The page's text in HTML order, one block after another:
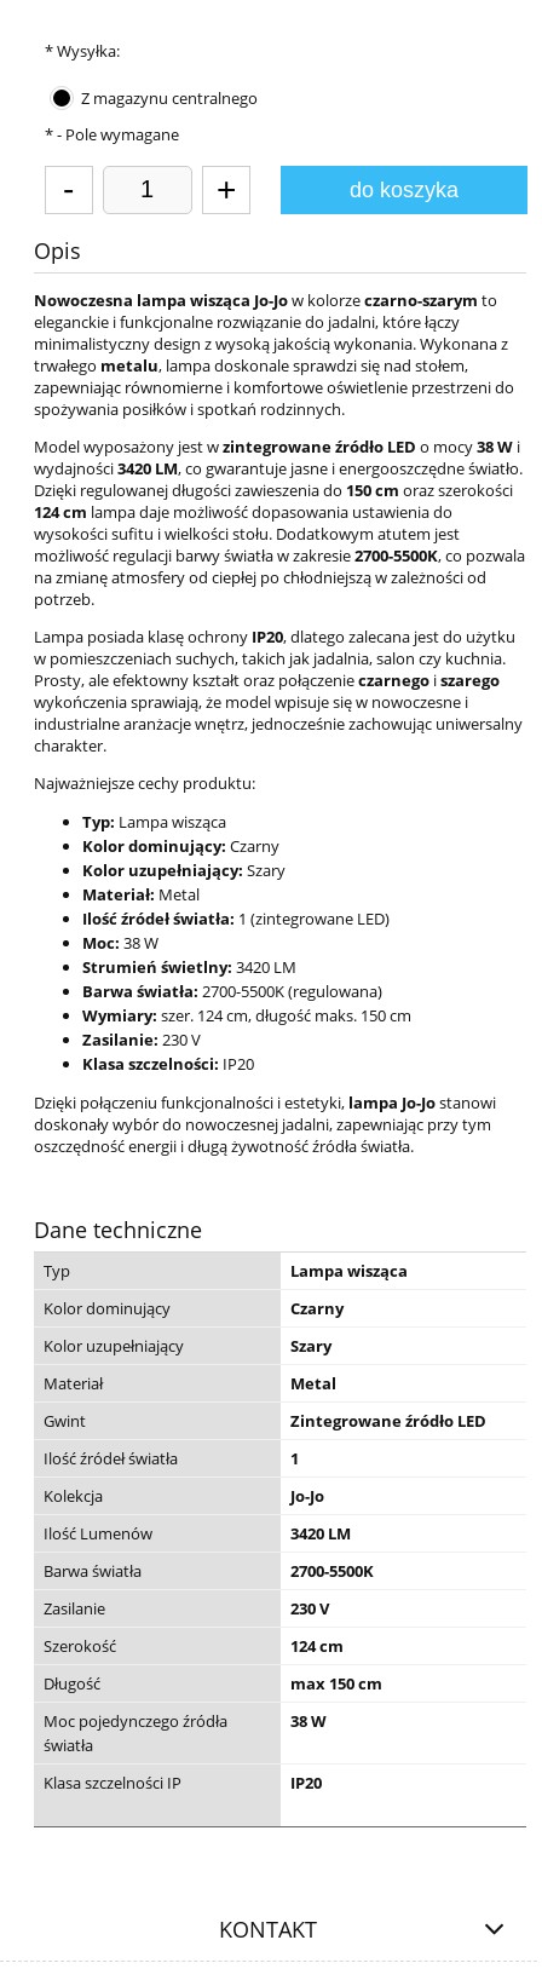
*Wysyłka:
Z magazynu centralnego
- + do koszyka
*- Pole wymagane
Opis
Nowoczesna lampa wisząca Jo-Jow kolorzeczarno-szarym to
eleganckie i funkcjonalne rozwiązanie do jadalni, które łączy
minimalistyczny design z wysoką jakością wykonania. Wykonana z
trwałego metalu, lampa doskonale sprawdzi się nad stołem,
zapewniając równomierne i komfortowe oświetlenie przestrzeni do
spożywania posiłków i spotkań rodzinnych.
Model wyposażony jest wzintegrowane źródło LED o mocy38 W i
wydajności3420 LM, co gwarantuje jasne i energooszczędne światło.
Dzięki regulowanej długości zawieszenia do 150 cm oraz szerokości
124 cm lampa daje możliwość dopasowania ustawienia do
wysokości sufitu i wielkości stołu. Dodatkowym atutem jest
możliwość regulacji barwy światła w zakresie2700-5500K, co pozwala
na zmianę atmosfery od ciepłej po chłodniejszą w zależności od
potrzeb.
Lampa posiada klasę ochrony IP20, dlatego zalecana jest do użytku
w pomieszczeniach suchych, takich jak jadalnia, salon czy kuchnia.
Prosty, ale efektowny kształt oraz połączenieczarnego iszarego
wykończenia sprawiają, że model wpisuje się w nowoczesne i
industrialne aranżacje wnętrz, jednocześnie zachowując uniwersalny
charakter.
Najważniejsze cechy produktu:
Typ: Lampa wisząca
Kolor dominujący: Czarny
Kolor uzupełniający: Szary
Materiał: Metal
Ilość źródeł światła: 1 (zintegrowane LED)
Moc: 38 W
Strumień świetlny: 3420 LM
Barwa światła: 2700-5500K (regulowana)
Wymiary: szer. 124 cm, długość maks. 150 cm
Zasilanie: 230 V
Klasa szczelności: IP20
Dzięki połączeniu funkcjonalności i estetyki, lampa Jo-Jostanowi
doskonały wybór do nowoczesnej jadalni, zapewniając przy tym
oszczędność energii i długą żywotność źródła światła.
Dane techniczne
Typ
Lampa wisząca
Kolor dominujący
Czarny
Kolor uzupełniający
Szary
Materiał
Metal
Gwint
Zintegrowane źródło LED
Ilość źródeł światła
1
Kolekcja
Jo-Jo
Ilość Lumenów
3420 LM
Barwa światła
2700-5500K
Zasilanie
230 V
Szerokość
124 cm
Długość
max 150 cm
Moc pojedynczego źródła
światła
38 W
Klasa szczelności IP IP20
KONTAKT